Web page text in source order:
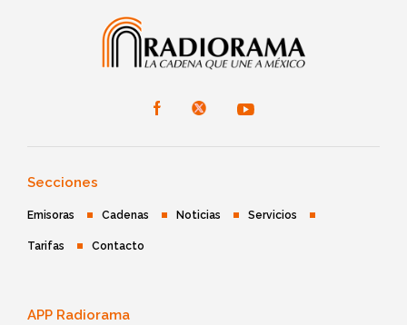
Secciones
Emisoras Cadenas Noticias Servicios
Tarifas Contacto
APP Radiorama